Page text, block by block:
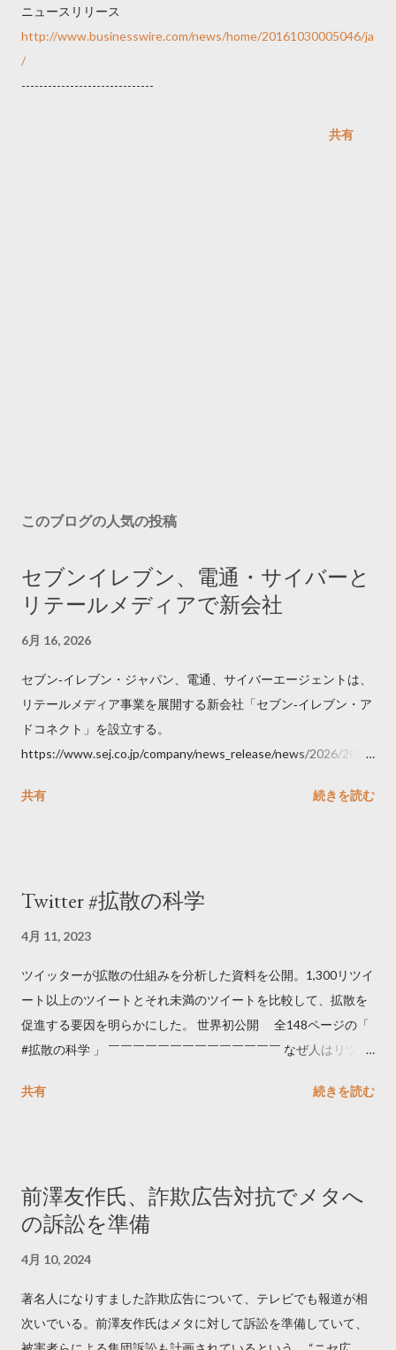
ニュースリリース
http://www.businesswire.com/news/home/20161030005046/ja
/
------------------------------
共有
このブログの人気の投稿
セブンイレブン、電通・サイバーと
リテールメディアで新会社
6月 16, 2026
セブン‐イレブン・ジャパン、電通、サイバーエージェントは、
リテールメディア事業を展開する新会社「セブン‐イレブン・ア
ドコネクト」を設立する。
https://www.sej.co.jp/company/news_release/news/2026/2026
共有
続きを読む
Twitter #拡散の科学
4月 11, 2023
ツイッターが拡散の仕組みを分析した資料を公開。1,300リツイ
ート以上のツイートとそれ未満のツイートを比較して、拡散を
促進する要因を明らかにした。 世界初公開 全148ページの「
#拡散の科学 」 ￣￣￣￣￣￣￣￣￣￣￣￣￣￣ なぜ人はリツイ
学しました。 ー バズの目安は1300リツイート ー 人は16の熱量
トするのか？ https://marketing.twitter.com/ja/insights/kakusan
共有 続きを読む
前澤友作氏、詐欺広告対抗でメタへ
の訴訟を準備
4月 10, 2024
著名人になりすました詐欺広告について、テレビでも報道が相
次いでいる。前澤友作氏はメタに対して訴訟を準備していて、